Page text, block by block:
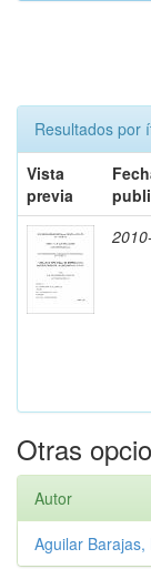
Resultados por
Vista
previa
Otras
Autor
Aguilar